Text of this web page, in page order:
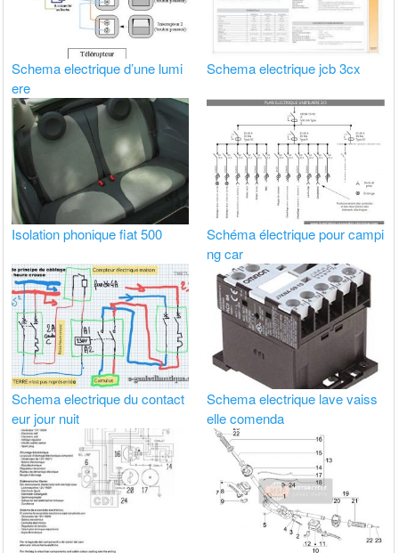
Schema electrique d’une lumi
ere
Schema electrique jcb 3cx
Isolation phonique fiat 500
Schéma électrique pour campi
ng car
Schema electrique du contact
eur jour nuit
Schema electrique lave vaiss
elle comenda